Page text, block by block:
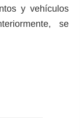
y vehículos
se